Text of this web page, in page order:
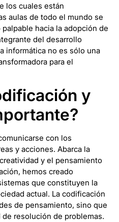
los cuales están
aulas de todo el mundo se
hacia la adopción de
del desarrollo
informática no es sólo una
para el
y
con los
y acciones. Abarca la
y el pensamiento
hemos creado
que constituyen la
actual. La codificación
de pensamiento, sino que
resolución de problemas.